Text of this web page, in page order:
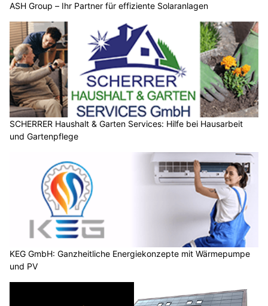
ASH Group – Ihr Partner für effiziente Solaranlagen
SCHERRER Haushalt & Garten Services: Hilfe bei Hausarbeit
und Gartenpflege
KEG GmbH: Ganzheitliche Energiekonzepte mit Wärmepumpe
und PV